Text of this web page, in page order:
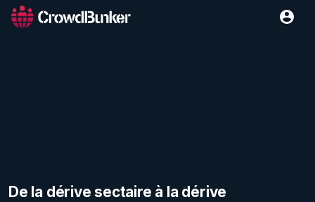
De la dérive sectaire à la dérive